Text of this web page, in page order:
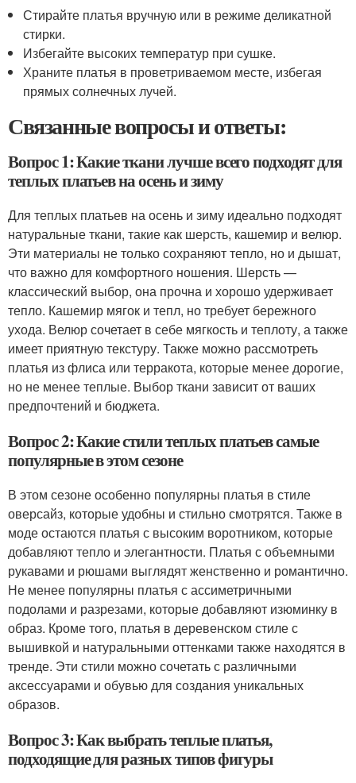
Стирайте платья вручную или в режиме деликатной
стирки.
Избегайте высоких температур при сушке.
Храните платья в проветриваемом месте, избегая
прямых солнечных лучей.
Связанные вопросы и ответы:
Вопрос 1: Какие ткани лучше всего подходят для
теплых платьев на осень и зиму
Для теплых платьев на осень и зиму идеально подходят
натуральные ткани, такие как шерсть, кашемир и велюр.
Эти материалы не только сохраняют тепло, но и дышат,
что важно для комфортного ношения. Шерсть —
классический выбор, она прочна и хорошо удерживает
тепло. Кашемир мягок и тепл, но требует бережного
ухода. Велюр сочетает в себе мягкость и теплоту, а также
имеет приятную текстуру. Также можно рассмотреть
платья из флиса или терракота, которые менее дорогие,
но не менее теплые. Выбор ткани зависит от ваших
предпочтений и бюджета.
Вопрос 2: Какие стили теплых платьев самые
популярные в этом сезоне
В этом сезоне особенно популярны платья в стиле
оверсайз, которые удобны и стильно смотрятся. Также в
моде остаются платья с высоким воротником, которые
добавляют тепло и элегантности. Платья с объемными
рукавами и рюшами выглядят женственно и романтично.
Не менее популярны платья с ассиметричными
подолами и разрезами, которые добавляют изюминку в
образ. Кроме того, платья в деревенском стиле с
вышивкой и натуральными оттенками также находятся в
тренде. Эти стили можно сочетать с различными
аксессуарами и обувью для создания уникальных
образов.
Вопрос 3: Как выбрать теплые платья,
подходящие для разных типов фигуры